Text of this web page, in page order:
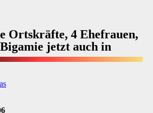
Ortskräfte, 4 Ehefrauen,
jetzt auch in